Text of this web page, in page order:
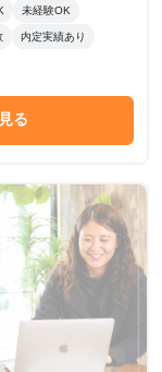
未経験OK
内定実績あり
る